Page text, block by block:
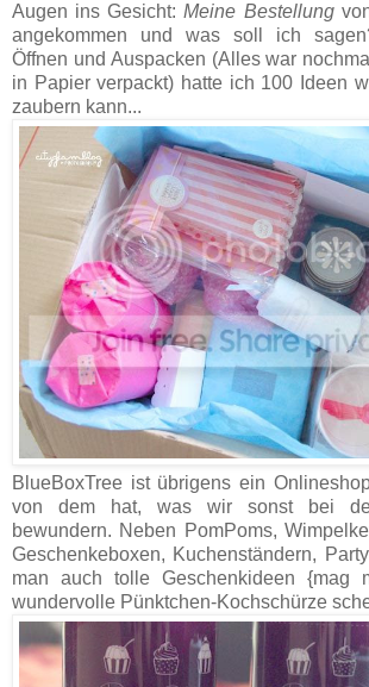
Augen ins Gesicht:Meine Bestellung
angekommen und was soll ich
Öffnen und Auspacken (Alles war
in Papier verpackt) hatte ich 100 Ideen
zaubern kann...
BlueBoxTree ist übrigens ein
von dem hat, was wir sonst bei
bewundern. Neben PomPoms,
Geschenkeboxen, Kuchenständern,
man auch tolle Geschenkideen {mag
wundervolle Pünktchen-Kochschürze